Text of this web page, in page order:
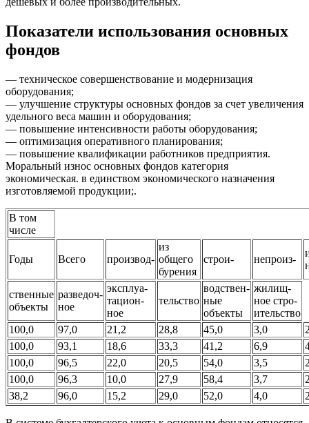
Показатели использования основных
фондов
— техническое совершенствование и модернизация
оборудования;
— улучшение структуры основных фондов за счет увеличения
удельного веса машин и оборудования;
— повышение интенсивности работы оборудования;
— оптимизация оперативного планирования;
— повышение квалификации работников предприятия.
Моральный износ основных фондов категория
экономическая. в единством экономического назначения
изготовляемой продукции;.
В том
числе
Годы Всего производ-
из
общего
бурения
строи- непроиз-
ственные
объекты
разведоч-
ное
эксплуа-
тацион-
ное
тельство
водствен-
ные
объекты
жилищ-
ное стро-
ительство
100,0
97,0 21,2 28,8 45,0 3,0
100,0
93,1 18,6 33,3 41,2 6,9
100,0
96,5 22,0 20,5 54,0 3,5
100,0
96,3 10,0 27,9 58,4 3,7
38,2
96,0 15,2 29,0 52,0 4,0